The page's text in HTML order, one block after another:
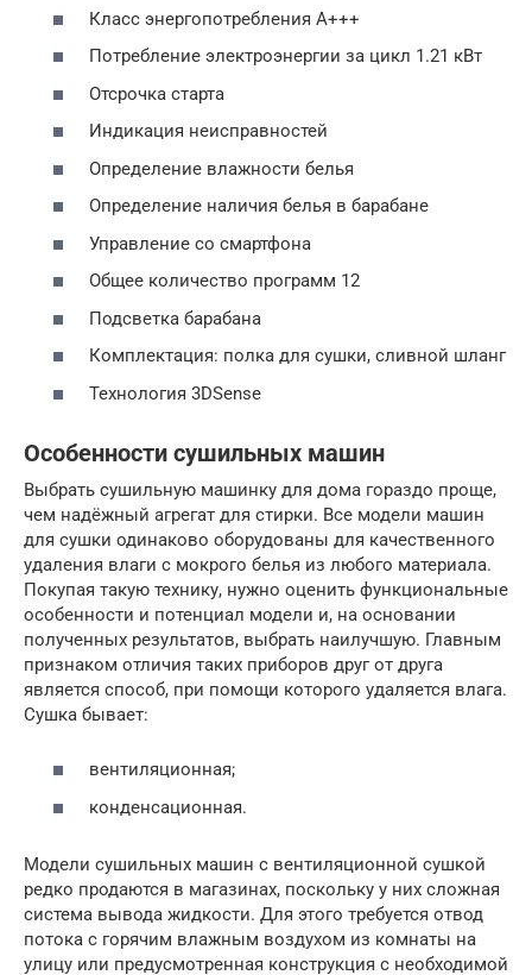
Класс энергопотребления A+++
Потребление электроэнергии за цикл 1.21 кВт
Отсрочка старта
Индикация неисправностей
Определение влажности белья
Определение наличия белья в барабане
Управление со смартфона
Общее количество программ 12
Подсветка барабана
Комплектация: полка для сушки, сливной шланг
Технология 3DSense
Особенности сушильных машин
Выбрать сушильную машинку для дома гораздо проще,
чем надёжный агрегат для стирки. Все модели машин
для сушки одинаково оборудованы для качественного
удаления влаги с мокрого белья из любого материала.
Покупая такую технику, нужно оценить функциональные
особенности и потенциал модели и, на основании
полученных результатов, выбрать наилучшую. Главным
признаком отличия таких приборов друг от друга
является способ, при помощи которого удаляется влага.
Сушка бывает:
вентиляционная;
конденсационная.
Модели сушильных машин с вентиляционной сушкой
редко продаются в магазинах, поскольку у них сложная
система вывода жидкости. Для этого требуется отвод
потока с горячим влажным воздухом из комнаты на
улицу или предусмотренная конструкция с необходимой